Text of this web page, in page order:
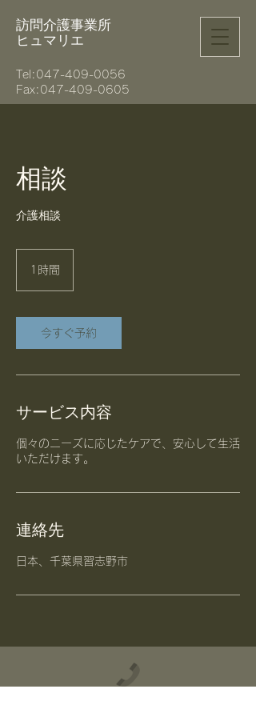
訪問介護事業所
ヒュマリエ
Tel: 047-409-0056
Fax:047-409-0605
相談
介護相談
1時間
今すぐ予約
サービス内容
個々のニーズに応じたケアで、安心して生活
いただけます。
連絡先
日本、千葉県習志野市